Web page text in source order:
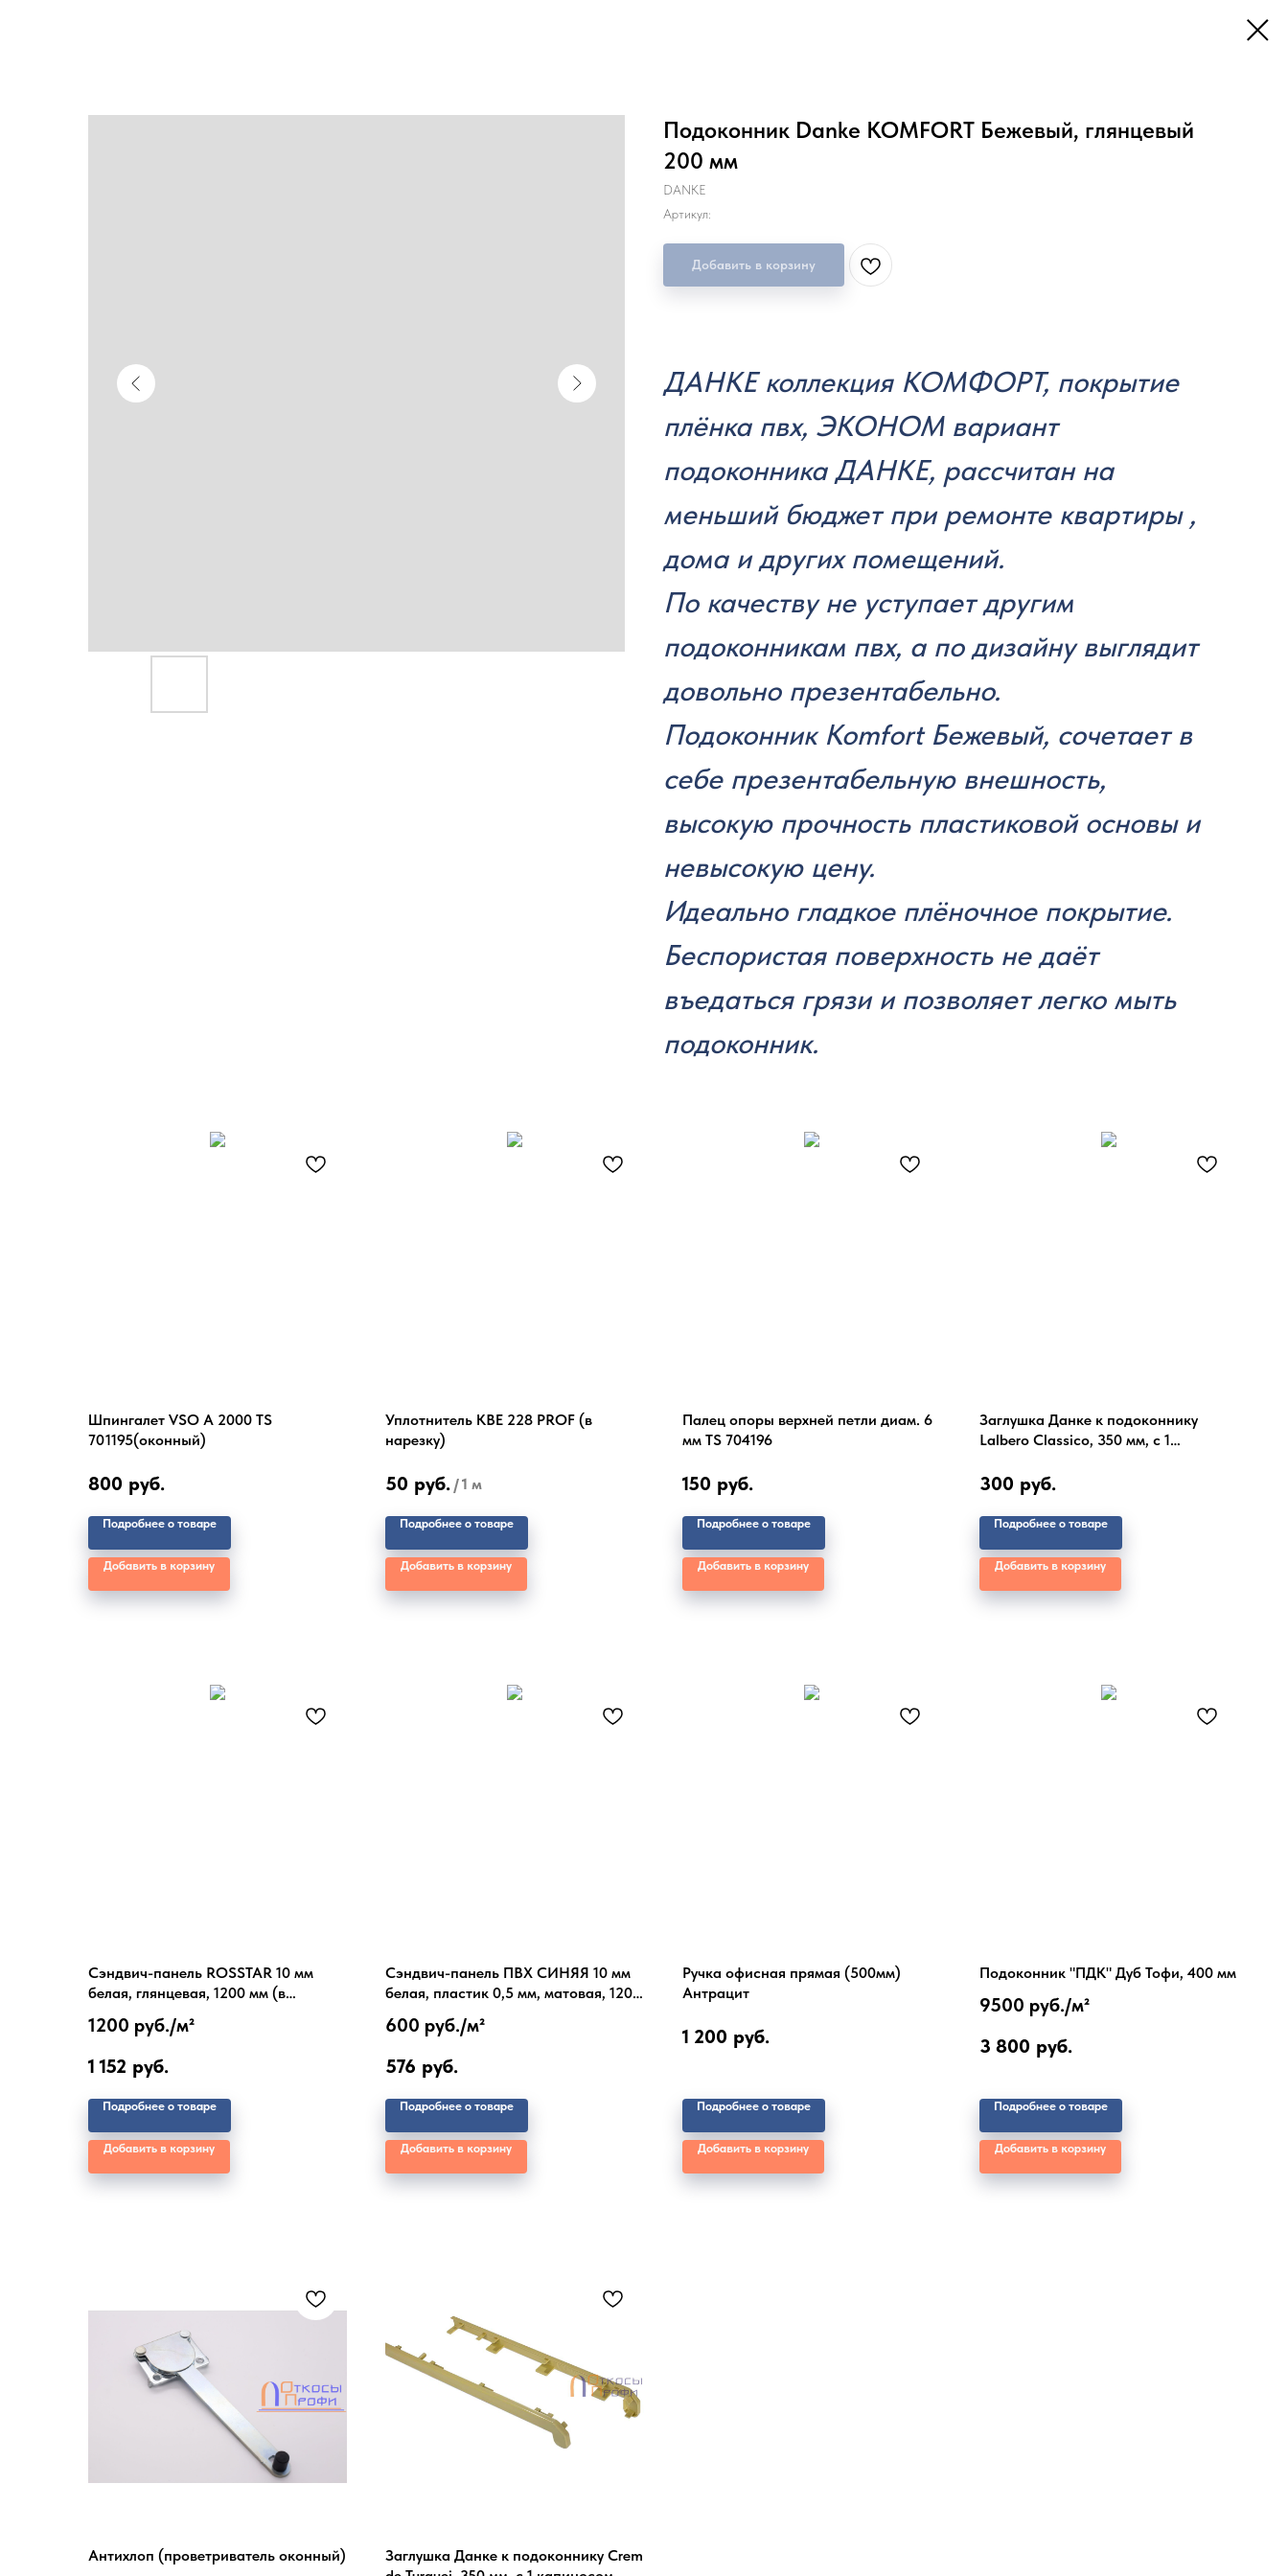
Подоконник Danke KOMFORT Бежевый, глянцевый
200 мм
DANKE
Артикул:
Добавить в корзину
ДАНКЕ коллекция КОМФОРТ, покрытие
плёнка пвх, ЭКОНОМ вариант
подоконника ДАНКЕ, рассчитан на
меньший бюджет при ремонте квартиры ,
дома и других помещений.
По качеству не уступает другим
подоконникам пвх, а по дизайну выглядит
довольно презентабельно.
Подоконник Komfort Бежевый, сочетает в
себе презентабельную внешность,
высокую прочность пластиковой основы и
невысокую цену.
Идеально гладкое плёночное покрытие.
Беспористая поверхность не даёт
въедаться грязи и позволяет легко мыть
подоконник.
Шпингалет VSO A 2000 TS
701195(оконный)
800 руб.
Подробнее о товаре
Добавить в корзину
Уплотнитель КВЕ 228 PROF (в
нарезку)
50 руб. /1 м
Подробнее о товаре
Добавить в корзину
Палец опоры верхней петли диам. 6
мм TS 704196
150 руб.
Подробнее о товаре
Добавить в корзину
Заглушка Данке к подоконнику
Lalbero Classico, 350 мм, с 1
300 руб.
Подробнее о товаре
Добавить в корзину
Сэндвич-панель ROSSTAR 10 мм
белая, глянцевая, 1200 мм (в
нарезку)
1200 руб./м²
1 152 руб.
Подробнее о товаре
Добавить в корзину
Сэндвич-панель ПВХ СИНЯЯ 10 мм
белая, пластик 0,5 мм, матовая, 1200
мм (в нарезку)
600 руб./м²
576 руб.
Подробнее о товаре
Добавить в корзину
Ручка офисная прямая (500мм)
Антрацит
1 200 руб.
Подробнее о товаре
Добавить в корзину
Подоконник "ПДК" Дуб Тофи, 400 мм
9500 руб./м²
3 800 руб.
Подробнее о товаре
Добавить в корзину
Антихлоп (проветриватель оконный)
Заглушка Данке к подоконнику Crem